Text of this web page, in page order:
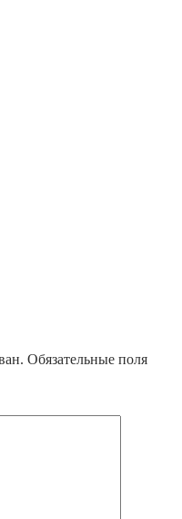
Обязательные поля